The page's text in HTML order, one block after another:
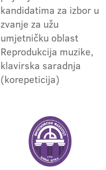
kandidatima za izbor u
zvanje za užu
umjetničku oblast
Reprodukcija muzike,
klavirska saradnja
(korepeticija)